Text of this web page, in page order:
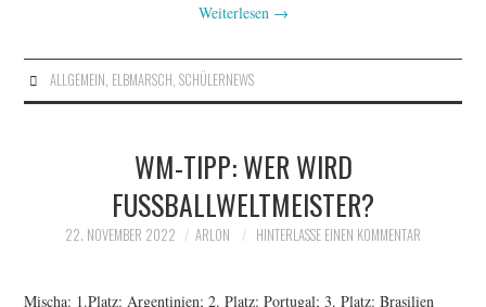
Weiterlesen →
ALLGEMEIN ELBMARSCH SCHÜLERNEWS
WM-TIPP: WER WIRD
FUSSBALLWELTMEISTER?
22. NOVEMBER 2022 ARLON HINTERLASSE EINEN KOMMENTAR
Mischa: 1.Platz: Argentinien; 2. Platz: Portugal; 3. Platz: Brasilien